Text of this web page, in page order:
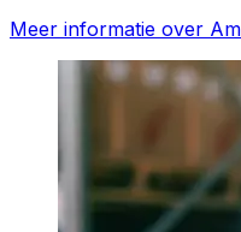
Meer informatie over